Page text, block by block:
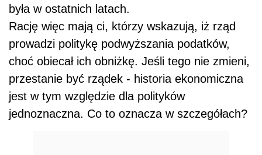
była w ostatnich latach.
Rację więc mają ci, którzy wskazują, iż rząd
prowadzi politykę podwyższania podatków,
choć obiecał ich obniżkę. Jeśli tego nie zmieni,
przestanie być rządek - historia ekonomiczna
jest w tym względzie dla polityków
jednoznaczna. Co to oznacza w szczegółach?